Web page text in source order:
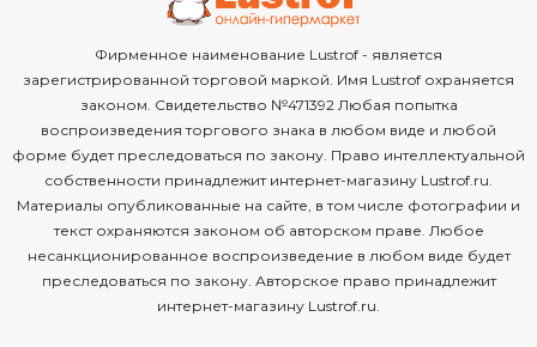
Фирменное наименование Lustrof - является
зарегистрированной торговой маркой. Имя Lustrof охраняется
законом. Свидетельство №471392 Любая попытка
воспроизведения торгового знака в любом виде и любой
форме будет преследоваться по закону. Право интеллектуальной
собственности принадлежит интернет-магазину Lustrof.ru.
Материалы опубликованные на сайте, в том числе фотографии и
текст охраняются законом об авторском праве. Любое
несанкционированное воспроизведение в любом виде будет
преследоваться по закону. Авторское право принадлежит
интернет-магазину Lustrof.ru.